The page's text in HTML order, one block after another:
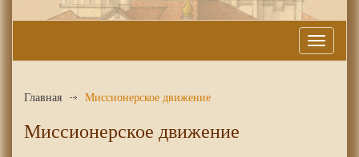
Меню
Главная Миссионерское движение
Миссионерское движение